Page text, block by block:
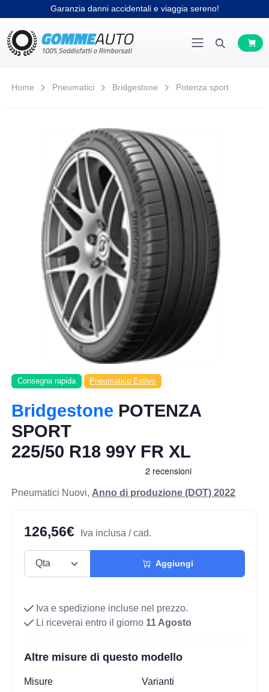
Garanzia danni accidentali e viaggia sereno!
Home Pneumatici Bridgestone Potenza sport
Consegna rapida Pneumatico Estivo
Bridgestone POTENZA
SPORT
225/50 R18 99Y FR XL
Pneumatici Nuovi, Anno di produzione (DOT) 2022
126,56€ Iva inclusa / cad.
Aggiungi
Iva e spedizione incluse nel prezzo.
Li riceverai entro il giorno 11 Agosto
Altre misure di questo modello
Misure Varianti